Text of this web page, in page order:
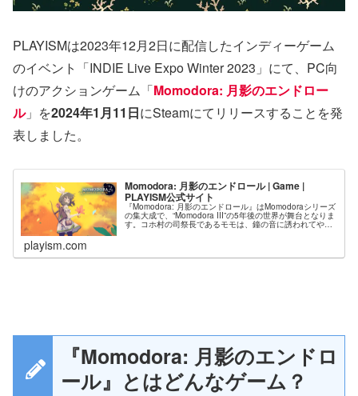
PLAYISMは2023年12月2日に配信したインディーゲーム
のイベント「INDIE Live Expo Winter 2023」にて、PC向
けのアクションゲーム「Momodora: 月影のエンドロー
ル」を2024年1月11日にSteamにてリリースすることを発
表しました。
Momodora: 月影のエンドロール | Game |
PLAYISM公式サイト
『Momodora: 月影のエンドロール』はMomodoraシリーズ
の集大成で、“Momodora III”の5年後の世界が舞台となりま
す。コホ村の司祭長であるモモは、鐘の音に誘われてやっ
てきた悪魔から人々を救うため、使命を授かり、旅に出
playism.com
『Momodora: 月影のエンドロ
ール』とはどんなゲーム？